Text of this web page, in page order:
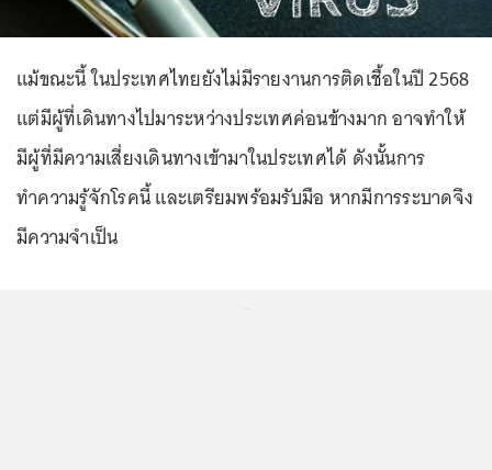
แม้ขณะนี้ ในประเทศไทยยังไม่มีรายงานการติดเชื้อในปี 2568
แต่มีผู้ที่เดินทางไปมาระหว่างประเทศค่อนข้างมาก อาจทำให้
มีผู้ที่มีความเสี่ยงเดินทางเข้ามาในประเทศได้ ดังนั้นการ
ทำความรู้จักโรคนี้ และเตรียมพร้อมรับมือ หากมีการระบาดจึง
มีความจำเป็น